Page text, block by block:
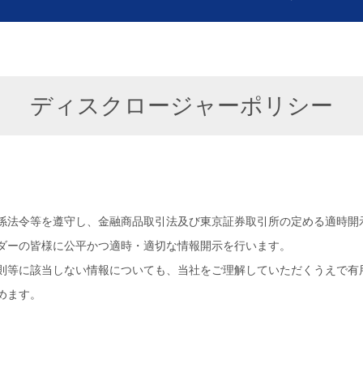
ディスクロージャーポリシー
法令等を遵守し、金融商品取引法及び東京証券取引所の定める適時
の皆様に公平かつ適時・適切な情報開示を行います。
等に該当しない情報についても、当社をご理解していただくうえで
す。